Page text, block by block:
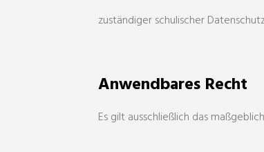
zuständiger schulischer
Anwendbares Recht
Es gilt ausschließlich das